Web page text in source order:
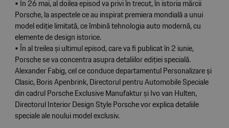
• În 26 mai, al doilea episod va privi în trecut, în istoria mărcii
Porsche, la aspectele ce au inspirat premiera mondială a unui
model ediție limitată, ce îmbină tehnologia auto modernă, cu
elemente de design istorice.
• În al treilea și ultimul episod, care va fi publicat în 2 iunie,
Porsche se va concentra asupra detaliilor ediției specială.
Alexander Fabig, cel ce conduce departamentul Personalizare și
Clasic, Boris Apenbrink, Directorul pentru Automobile Speciale
din cadrul Porsche Exclusive Manufaktur și Ivo van Hulten,
Directorul Interior Design Style Porsche vor explica detaliile
speciale ale noului model exclusiv.